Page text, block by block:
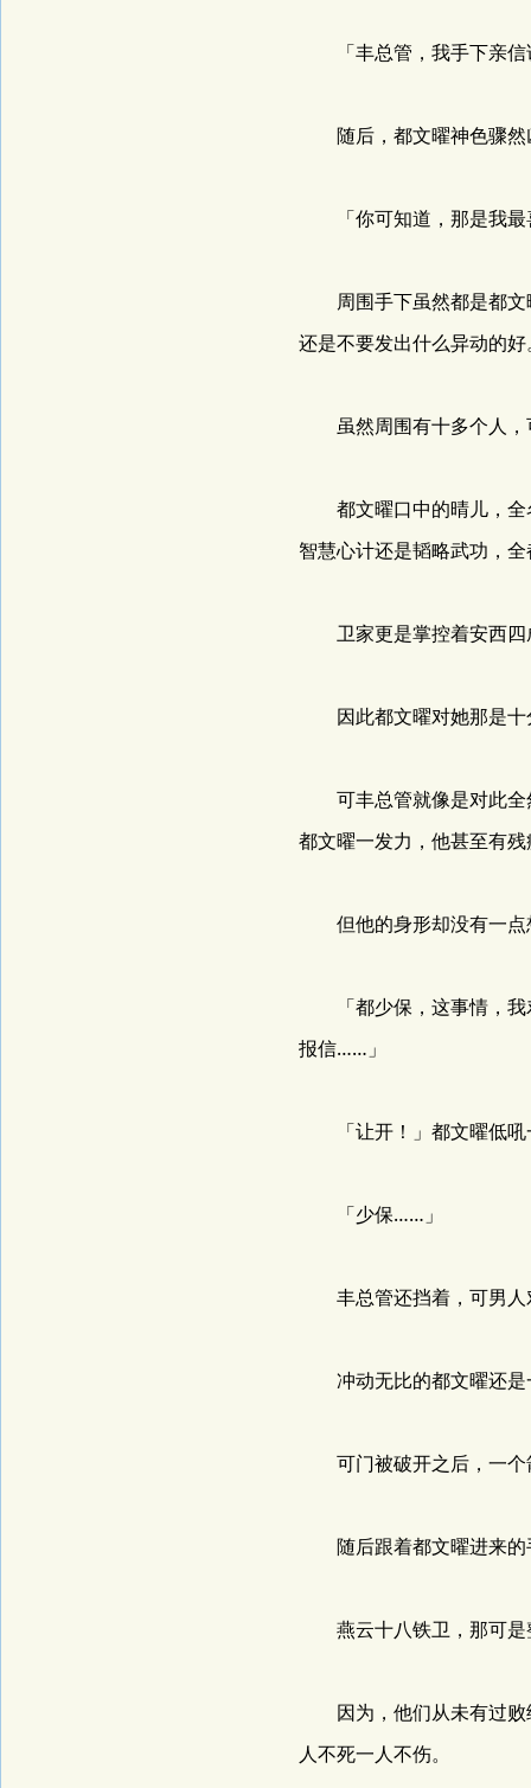
「丰总管，我手下亲信
随后，都文曜神色骤然
「你可知道，那是我最
周围手下虽然都是都文
还是不要发出什么异动的好
虽然周围有十多个人，
都文曜口中的晴儿，全
智慧心计还是韬略武功，
卫家更是掌控着安西四
因此都文曜对她那是十
可丰总管就像是对此全
都文曜一发力，他甚至有
但他的身形却没有一点
「都少保，这事情，我
报信……」
「让开！」都文曜低吼
「少保……」
丰总管还挡着，可男人
冲动无比的都文曜还是
可门被破开之后，一个
随后跟着都文曜进来的
燕云十八铁卫，那可是
因为，他们从未有过败
人不死一人不伤。